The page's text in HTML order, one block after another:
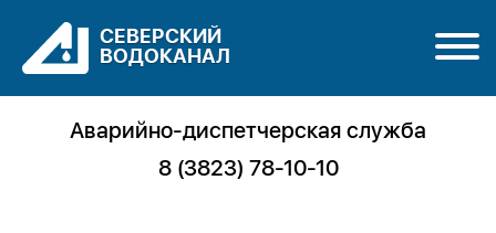
Аварийно-диспетчерская служба
8 (3823) 78-10-10
СЕВЕРСКИЙ
ВОДОКАНАЛ